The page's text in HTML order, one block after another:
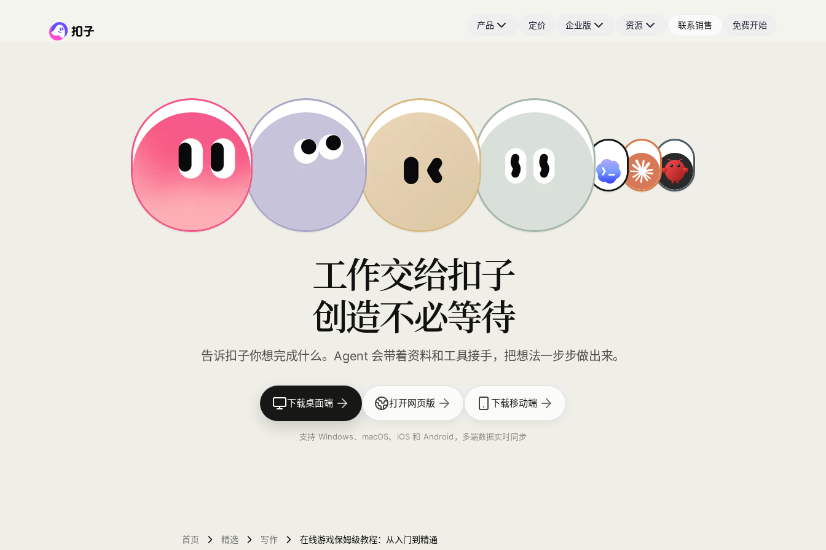
产品 定价 企业版 资源 联系销售 免费开始
工作交给扣子
创造不必等待
告诉扣子你想完成什么。Agent 会带着资料和工具接手，把想法一步步做出来。
下载桌面端 打开网页版 下载移动端
支持 Windows、macOS、iOS 和 Android，多端数据实时同步
首页 精选 写作 在线游戏保姆级教程：从入门到精通